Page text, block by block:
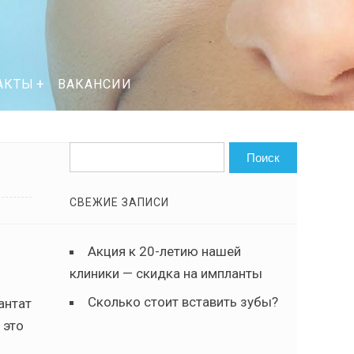
ВАКАНСИИ
СВЕЖИЕ ЗАПИСИ
Акция к 20-летию нашей
клиники — скидка на импланты
Сколько стоит вставить зубы?